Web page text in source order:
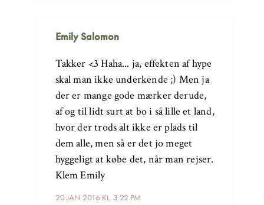
Emily Salomon
20 JAN 2016 KL. 3:22 PM
Takker <3 Haha... ja, effekten af hype
skal man ikke underkende ;) Men ja
der er mange gode mærker derude,
af og til lidt surt at bo i så lille et land,
hvor der trods alt ikke er plads til
dem alle, men så er det jo meget
hyggeligt at købe det, når man rejser.
Klem Emily